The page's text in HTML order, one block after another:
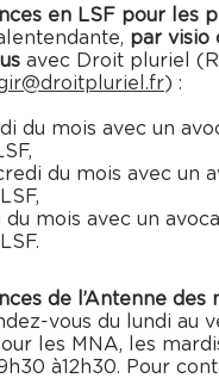
en LSF pour les
par visio
avec Droit pluriel
) :
du mois avec un
du mois avec un
mois avec un
de l’Antenne des
vous du lundi au
les MNA, les
à12h30. Pour